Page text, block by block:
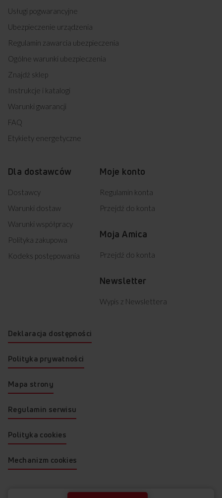
Usługi pogwarancyjne
Ubezpieczenie urządzenia
Regulamin zawarcia ubezpieczenia
Ogólne warunki ubezpieczenia
Znajdź sklep
Instrukcje i katalogi
Warunki gwarancji
FAQ
Etykiety energetyczne
Dla dostawców
Dostawcy
Warunki dostaw
Warunki współpracy
Polityka zakupowa
Kodeks postępowania
Moje konto
Regulamin konta
Przejdź do konta
Moja Amica
Przejdź do konta
Newsletter
Wypis z Newslettera
Deklaracja dostępności
Polityka prywatności
Mapa strony
Regulamin serwisu
Polityka cookies
Mechanizm cookies